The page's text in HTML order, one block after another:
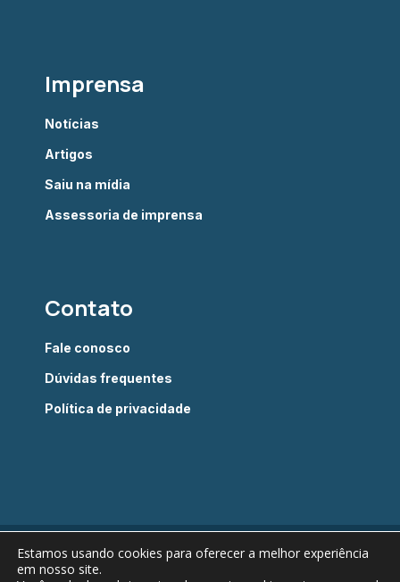
Imprensa
Notícias
Artigos
Saiu na mídia
Assessoria de imprensa
Contato
Fale conosco
Dúvidas frequentes
Política de privacidade
Câmara Brasileira do Livro © 2022 - Todos os direitos
Estamos usando cookies para oferecer a melhor experiência
em nosso site.